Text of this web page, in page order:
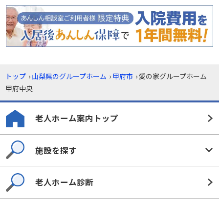
トップ › 山梨県のグループホーム › 甲府市 › 愛の家グループホーム
甲府中央
老人ホーム案内トップ
施設を探す
老人ホーム診断